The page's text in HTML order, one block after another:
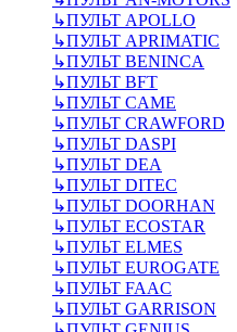
↳ПУЛЬТ APOLLO
↳ПУЛЬТ APRIMATIC
↳ПУЛЬТ BENINCA
↳ПУЛЬТ BFT
↳ПУЛЬТ CAME
↳ПУЛЬТ CRAWFORD
↳ПУЛЬТ DASPI
↳ПУЛЬТ DEA
↳ПУЛЬТ DITEC
↳ПУЛЬТ DOORHAN
↳ПУЛЬТ ECOSTAR
↳ПУЛЬТ ELMES
↳ПУЛЬТ EUROGATE
↳ПУЛЬТ FAAC
↳ПУЛЬТ GARRISON